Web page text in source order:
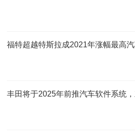
福特超越特斯拉成2021年涨幅最高
丰田将于2025年前推汽车软件系统